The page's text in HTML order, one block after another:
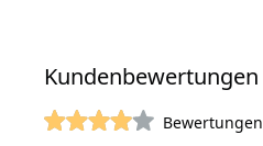
Kundenbewertungen
Bewertungen